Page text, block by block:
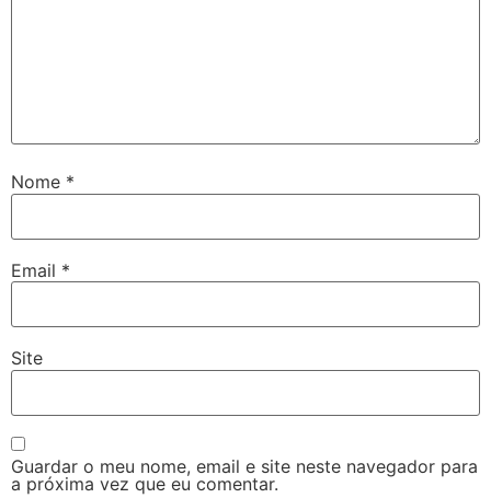
Nome *
Email *
Site
Guardar o meu nome, email e site neste navegador para
a próxima vez que eu comentar.